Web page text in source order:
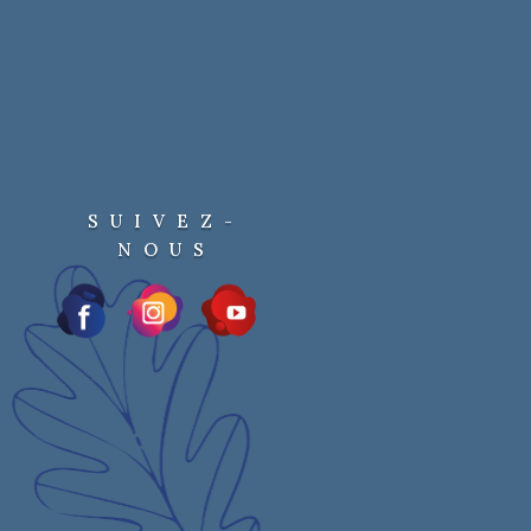
SUIVEZ-
NOUS